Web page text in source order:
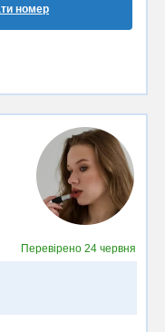
номер
Перевірено24 червня